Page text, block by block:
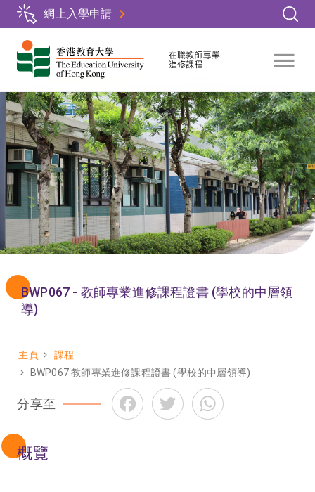
Skip
main
content
網上入學申請
BWP067 - 教師專業進修課程證書 (學校的中層領
導)
Breadcrumb
主頁
課程
BWP067 教師專業進修課程證書 (學校的中層領導)
分享至 FacebookTwitter
概覽